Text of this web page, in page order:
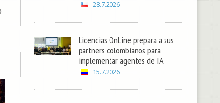
28.7.2026
Licencias OnLine prepara a sus
partners colombianos para
implementar agentes de IA
15.7.2026